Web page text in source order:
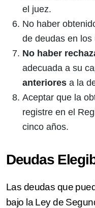
el juez.
No haber
de deudas en los
No haber
adecuada a su
anteriores a la
Aceptar que la
registre en el
cinco años.
Deudas
Las deudas que
bajo la Ley de